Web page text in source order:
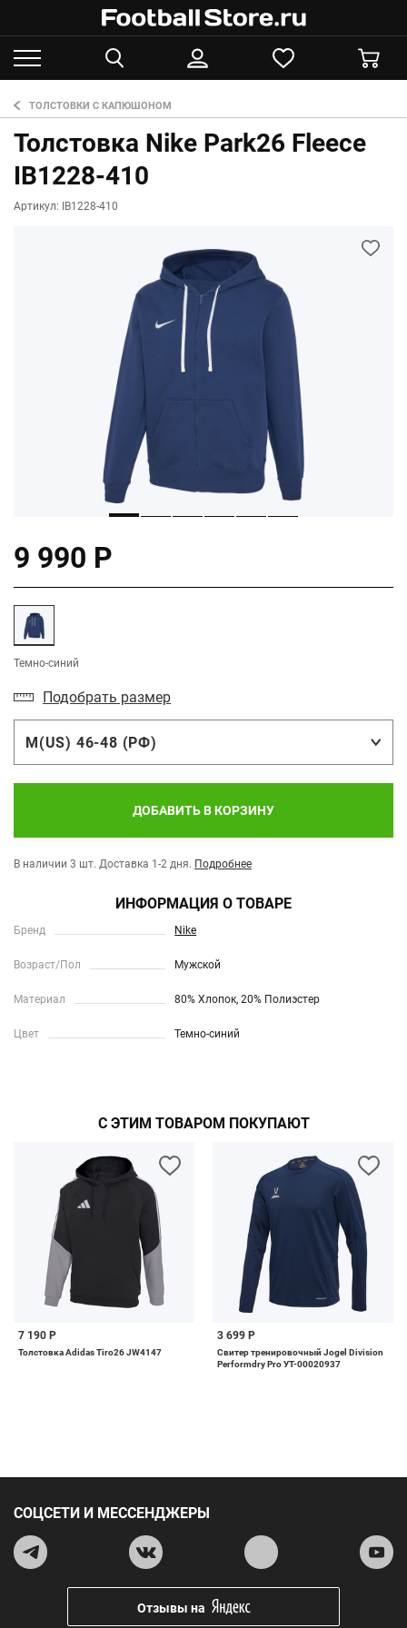
ТОЛСТОВКИ С КАПЮШОНОМ
Толстовка Nike Park26 Fleece
IB1228-410
Артикул: IB1228-410
9 990 Р
Темно-синий
Подобрать размер
M(US) 46-48 (РФ)
ДОБАВИТЬ В КОРЗИНУ
В наличии 3 шт. Доставка 1-2 дня. Подробнее
ИНФОРМАЦИЯ О ТОВАРЕ
Бренд Nike
Возраст/Пол Мужской
Материал 80% Хлопок, 20% Полиэстер
Цвет Темно-синий
С ЭТИМ ТОВАРОМ ПОКУПАЮТ
7 190 Р
Толстовка Adidas Tiro26 JW4147
3 699 Р
Свитер тренировочный Jogel Division
Performdry Pro УТ-00020937
СОЦСЕТИ И МЕССЕНДЖЕРЫ
Отзывы на